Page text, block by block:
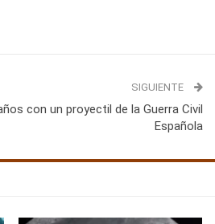
SIGUIENTE
con un proyectil de la Guerra Civil
Española